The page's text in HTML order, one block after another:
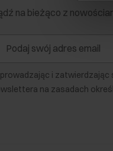
na bieżąco z
i zatwierdzając
na zasadach